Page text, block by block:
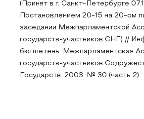
(Принят в г. Санкт-Петербурге
Постановлением 20-15 на 20-ом
заседании Межпарламентской
государств-участников СНГ) //
бюллетень. Межпарламентская
государств-участников
Государств. 2003. № 30 (часть 2).